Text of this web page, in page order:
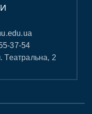
37-54
Театральна, 2